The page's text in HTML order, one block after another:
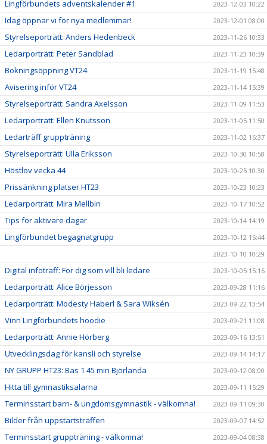
Lingförbundets adventskalender #1 2023-12-03 10:22
Idag öppnar vi för nya medlemmar! 2023-12-01 08:00
Styrelseporträtt: Anders Hedenbeck 2023-11-26 10:33
Ledarporträtt: Peter Sandblad 2023-11-23 10:39
Bokningsöppning VT24 2023-11-19 15:48
Avisering inför VT24 2023-11-14 15:39
Styrelseporträtt: Sandra Axelsson 2023-11-09 11:53
Ledarporträtt: Ellen Knutsson 2023-11-05 11:50
Ledarträff gruppträning 2023-11-02 16:37
Styrelseporträtt: Ulla Eriksson 2023-10-30 10:58
Höstlov vecka 44 2023-10-25 10:30
Prissänkning platser HT23 2023-10-23 10:23
Ledarporträtt: Mira Mellbin 2023-10-17 10:52
Tips för aktivare dagar 2023-10-14 14:19
Lingförbundet begagnatgrupp
2023-10-12 16:44
2023-10-10 10:29
Digital infoträff: För dig som vill bli ledare 2023-10-05 15:16
Ledarporträtt: Alice Börjesson 2023-09-28 11:16
Ledarporträtt: Modesty Haberl & Sara Wiksén 2023-09-22 13:54
Vinn Lingförbundets hoodie 2023-09-21 11:08
Ledarporträtt: Annie Hörberg 2023-09-16 13:51
Utvecklingsdag för kansli och styrelse 2023-09-14 14:17
NY GRUPP HT23: Bas 1 45 min Björlanda 2023-09-12 08:00
Hitta till gymnastiksalarna 2023-09-11 15:29
Terminsstart barn- & ungdomsgymnastik - välkomna! 2023-09-11 09:30
Bilder från uppstartsträffen 2023-09-07 14:52
Terminsstart gruppträning - välkomna! 2023-09-04 08:38